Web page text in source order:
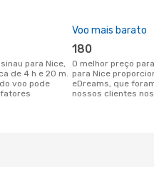
de 4 h e 20 m.
voo pode
Voo mais barato
180
O melhor preço para voos de Chisinau
para Nice
eDreams, que
nossos clientes